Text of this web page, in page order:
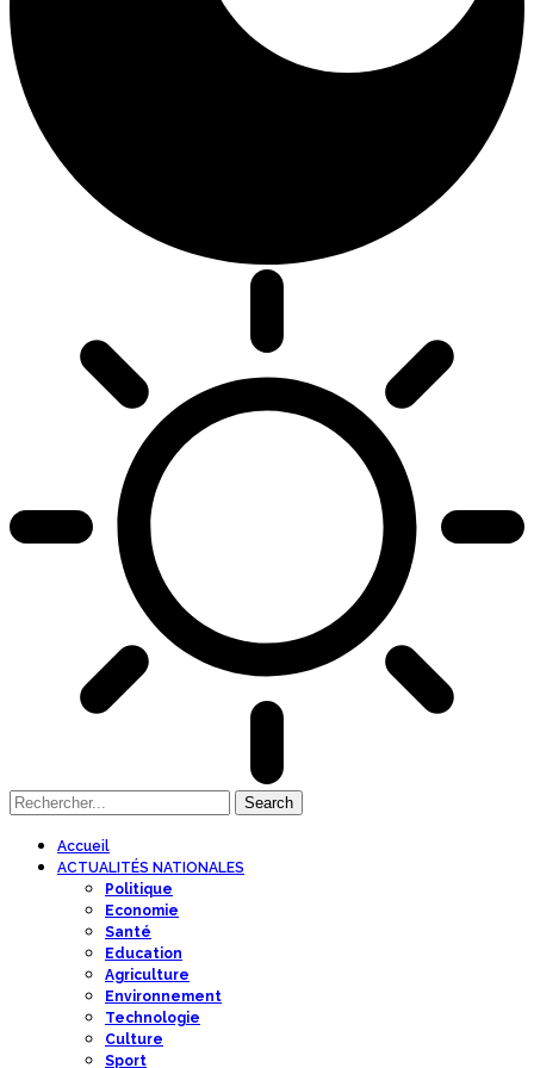
Accueil
ACTUALITÉS NATIONALES
Politique
Economie
Santé
Education
Agriculture
Environnement
Technologie
Culture
Sport